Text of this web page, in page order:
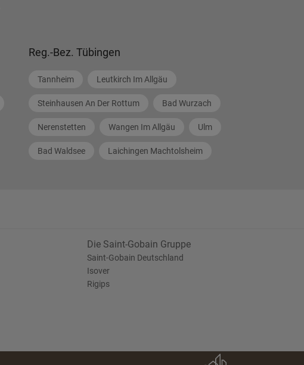
Reg.-Bez. Tübingen
Tannheim Leutkirch Im Allgäu
Steinhausen An Der Rottum Bad Wurzach
Nerenstetten Wangen Im Allgäu Ulm
Bad Waldsee Laichingen Machtolsheim
Die Saint-Gobain Gruppe
Saint-Gobain Deutschland
Isover
Rigips